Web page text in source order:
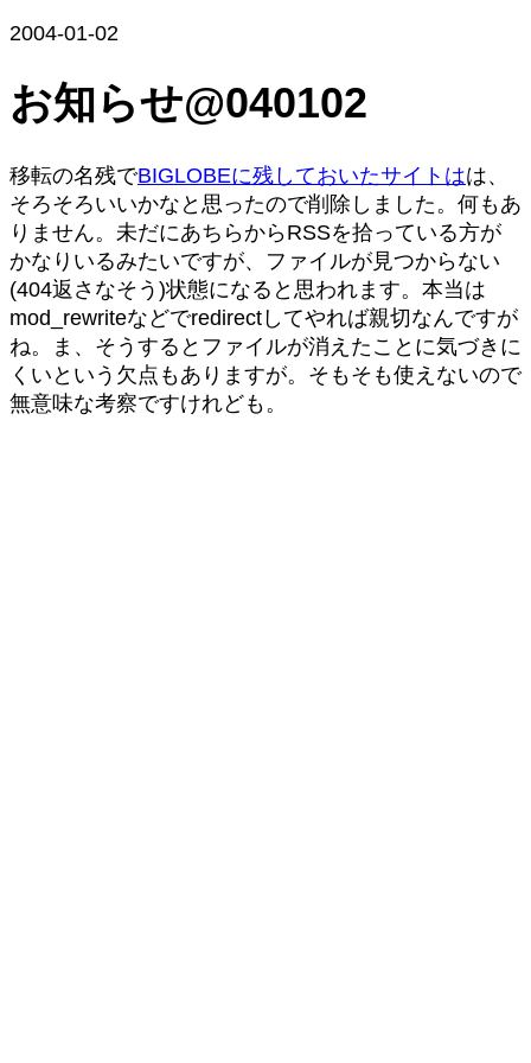
2004-01-02
お知らせ@040102
移転の名残でBIGLOBEに残しておいたサイトはは、
そろそろいいかなと思ったので削除しました。何もあ
りません。未だにあちらからRSSを拾っている方が
かなりいるみたいですが、ファイルが見つからない
(404返さなそう)状態になると思われます。本当は
mod_rewriteなどでredirectしてやれば親切なんですが
ね。ま、そうするとファイルが消えたことに気づきに
くいという欠点もありますが。そもそも使えないので
無意味な考察ですけれども。